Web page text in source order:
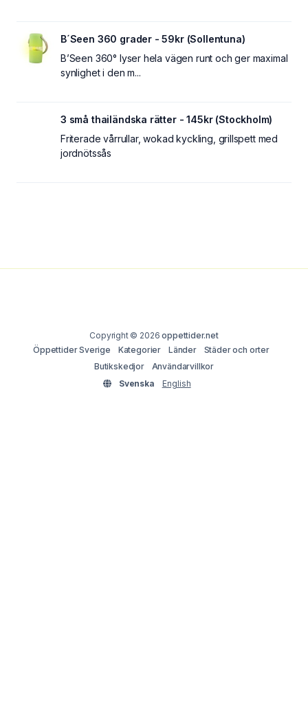
B´Seen 360 grader - 59kr (Sollentuna)
B’Seen 360° lyser hela vägen runt och ger maximal
synlighet i den m...
3 små thailändska rätter - 145kr (Stockholm)
Friterade vårrullar, wokad kyckling, grillspett med
jordnötssås
Copyright © 2026oppettider.net
Öppettider Sverige
Kategorier Länder
Städer och orter
Butikskedjor
Användarvillkor
Svenska
English